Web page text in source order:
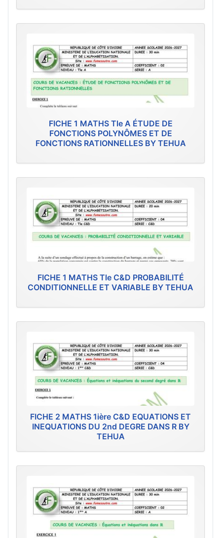
FICHE 1 MATHS Tle A ÉTUDE DE
FONCTIONS POLYNÔMES ET DE
FONCTIONS RATIONNELLES BY TEHUA
FICHE 1 MATHS Tle C&D PROBABILITÉ
CONDITIONNELLE ET VARIABLE BY TEHUA
FICHE 2 MATHS 1ière C&D EQUATIONS ET
INEQUATIONS DU 2nd DEGRE DANS R BY
TEHUA